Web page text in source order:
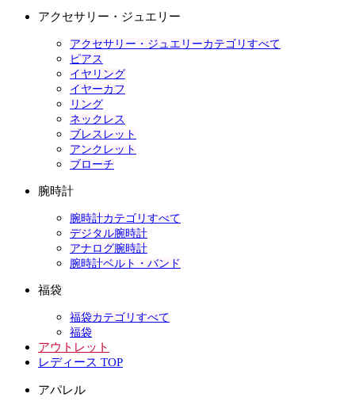
アクセサリー・ジュエリー
アクセサリー・ジュエリーカテゴリすべて
ピアス
イヤリング
イヤーカフ
リング
ネックレス
ブレスレット
アンクレット
ブローチ
腕時計
腕時計カテゴリすべて
デジタル腕時計
アナログ腕時計
腕時計ベルト・バンド
福袋
福袋カテゴリすべて
福袋
アウトレット
レディース TOP
アパレル